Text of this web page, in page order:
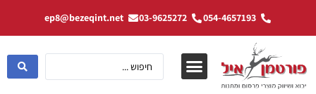
054-4657193
03-9625272
ep8@bezeqint.net